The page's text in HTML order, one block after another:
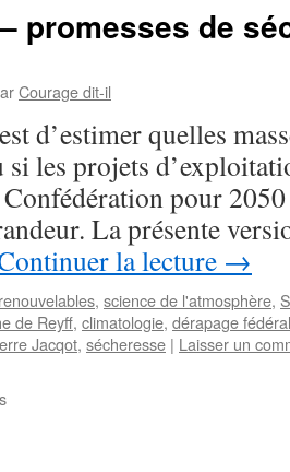
promesses de
Courage dit-il
d’estimer quelles
si les projets
pour
La présente
la lecture →
, science de l'atmosphère,
de Reyff, climatologie, dérapage fédéral
Jacqot, sécheresse | Laisser un